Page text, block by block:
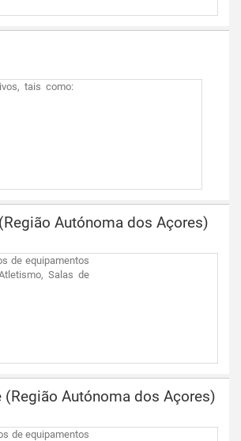
tais como:
Autónoma dos Açores)
de equipamentos
Salas de
(Região Autónoma dos Açores)
de equipamentos